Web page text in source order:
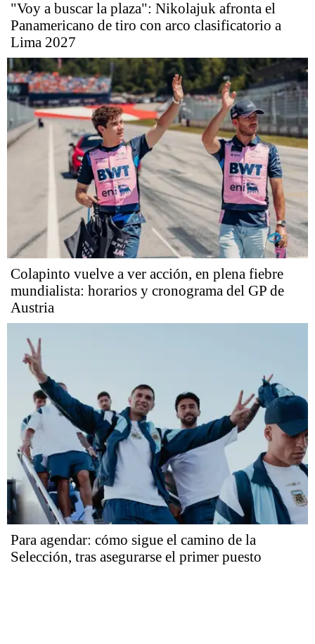
"Voy a buscar la plaza": Nikolajuk afronta el
Panamericano de tiro con arco clasificatorio a
Lima 2027
Colapinto vuelve a ver acción, en plena fiebre
mundialista: horarios y cronograma del GP de
Austria
Para agendar: cómo sigue el camino de la
Selección, tras asegurarse el primer puesto